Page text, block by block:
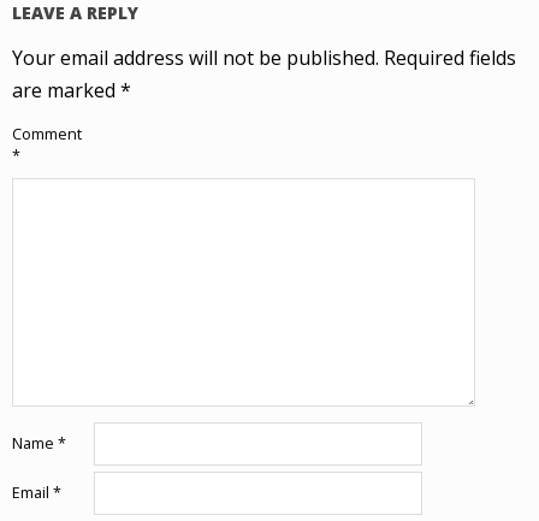
LEAVE A REPLY
Your email address will not be published. Required fields
are marked *
Comment
*
Name *
Email *